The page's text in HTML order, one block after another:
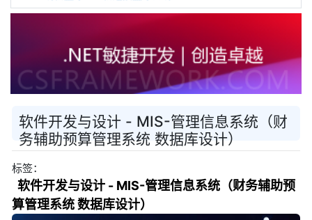
软件开发与设计 - MIS-管理信息系统（财
务辅助预算管理系统 数据库设计）
标签：
软件开发与设计 - MIS-管理信息系统（财务辅助预
算管理系统 数据库设计）